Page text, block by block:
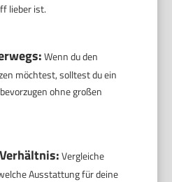
lieber ist.
Wenn du den
möchtest, solltest du ein
ohne großen
Vergleiche
Ausstattung für deine